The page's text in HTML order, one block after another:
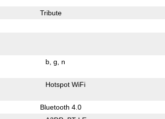
Tribute
b g n
Hotspot WiFi
Bluetooth 4.0